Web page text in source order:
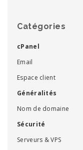
Catégories
cPanel
Email
Espace client
Généralités
Nom de domaine
Sécurité
Serveurs & VPS